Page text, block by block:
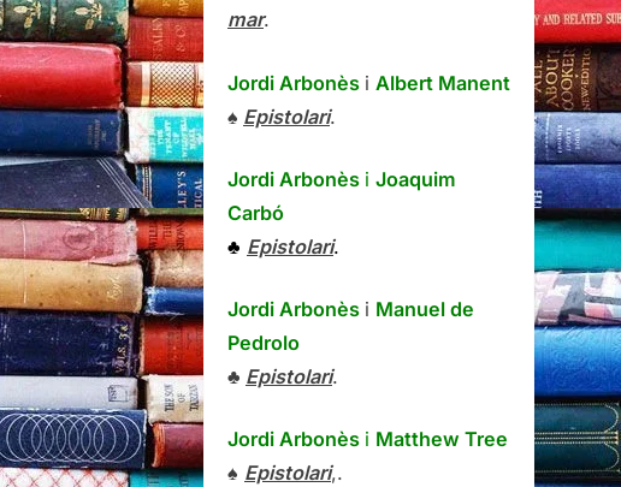
mar.
Jordi Arbonès i Albert Manent
♠ Epistolari.
Jordi Arbonès i Joaquim
Carbó
♣ Epistolari.
Jordi Arbonès i Manuel de
Pedrolo
♣ Epistolari.
Jordi Arbonès i Matthew Tree
♠ Epistolari,.